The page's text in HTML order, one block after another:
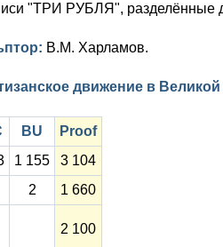
"ТРИ РУБЛЯ", разделённые
В.М. Харламов.
движение в
BU
Proof
1 155
3 104
2
1 660
2 100